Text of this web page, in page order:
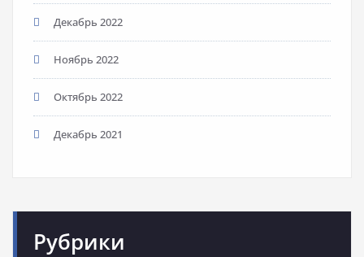
Декабрь 2022
Ноябрь 2022
Октябрь 2022
Декабрь 2021
Рубрики